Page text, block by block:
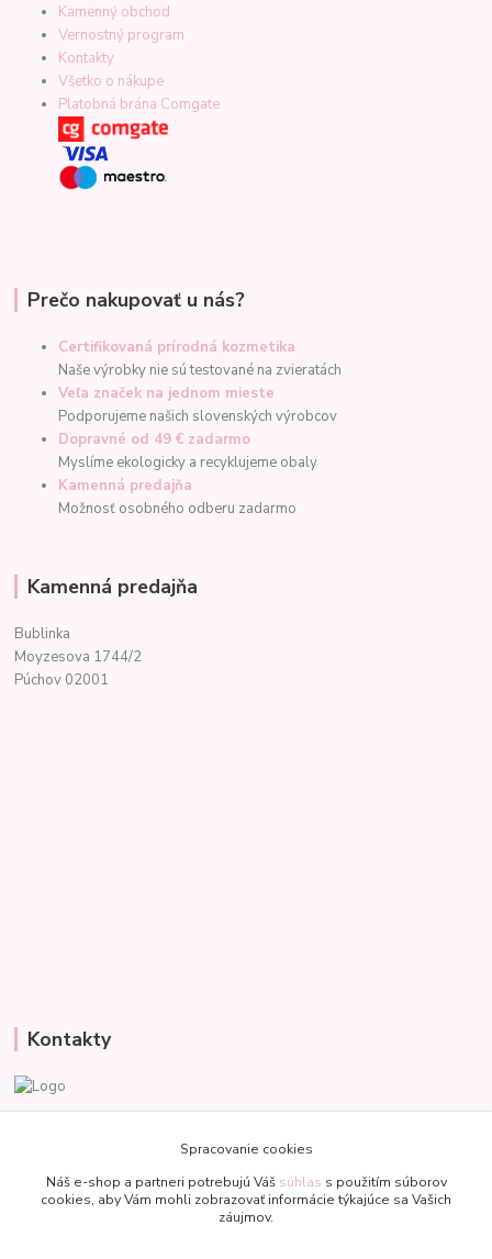
Kamenný obchod
Vernostný program
Kontakty
Všetko o nákupe
Platobná brána Comgate
Prečo nakupovať u nás?
Certifikovaná prírodná kozmetika
Naše výrobky nie sú testované na zvieratách
Veľa značek na jednom mieste
Podporujeme našich slovenských výrobcov
Dopravné od 49 € zadarmo
Myslíme ekologicky a recyklujeme obaly
Kamenná predajňa
Možnosť osobného odberu zadarmo
Kamenná predajňa
Bublinka
Moyzesova 1744/2
Púchov 02001
Kontakty
+421 907 977 470
bublinkapu@gmail.com
Spracovanie cookies
Náš e-shop a partneri potrebujú Váš súhlas s použitím súborov
cookies, aby Vám mohli zobrazovať informácie týkajúce sa Vašich
záujmov.